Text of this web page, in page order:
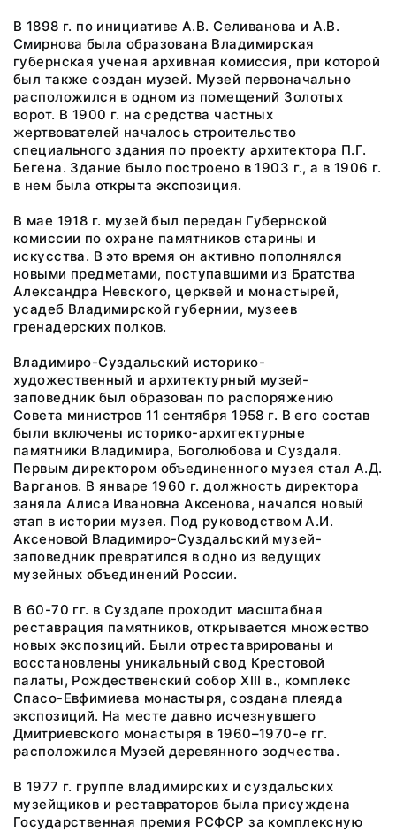
В 1898 г. по инициативе А.В. Селиванова и А.В.
Смирнова была образована Владимирская
губернская ученая архивная комиссия, при которой
был также создан музей. Музей первоначально
расположился в одном из помещений Золотых
ворот. В 1900 г. на средства частных
жертвователей началось строительство
специального здания по проекту архитектора П.Г.
Бегена. Здание было построено в 1903 г., а в 1906 г.
в нем была открыта экспозиция.
В мае 1918 г. музей был передан Губернской
комиссии по охране памятников старины и
искусства. В это время он активно пополнялся
новыми предметами, поступавшими из Братства
Александра Невского, церквей и монастырей,
усадеб Владимирской губернии, музеев
гренадерских полков.
Владимиро-Суздальский историко-
художественный и архитектурный музей-
заповедник был образован по распоряжению
Совета министров 11 сентября 1958 г. В его состав
были включены историко-архитектурные
памятники Владимира, Боголюбова и Суздаля.
Первым директором объединенного музея стал А.Д.
Варганов. В январе 1960 г. должность директора
заняла Алиса Ивановна Аксенова, начался новый
этап в истории музея. Под руководством А.И.
Аксеновой Владимиро-Суздальский музей-
заповедник превратился в одно из ведущих
музейных объединений России.
В 60-70 гг. в Суздале проходит масштабная
реставрация памятников, открывается множество
новых экспозиций. Были отреставрированы и
восстановлены уникальный свод Крестовой
палаты, Рождественский собор XIII в., комплекс
Спасо-Евфимиева монастыря, создана плеяда
экспозиций. На месте давно исчезнувшего
Дмитриевского монастыря в 1960–1970-е гг.
расположился Музей деревянного зодчества.
В 1977 г. группе владимирских и суздальских
музейщиков и реставраторов была присуждена
Государственная премия РСФСР за комплексную